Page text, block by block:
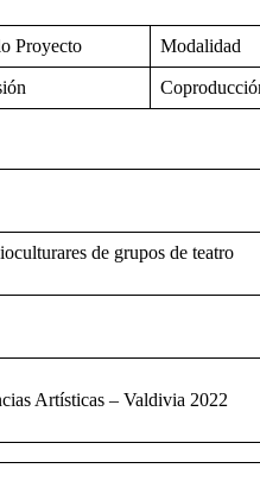
Proyecto Modalidad
de grupos de teatro
Artísticas – Valdivia 2022